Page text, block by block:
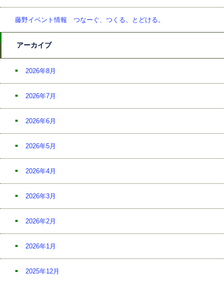
藤野イベント情報 つなーぐ、つくる、とどける。
アーカイブ
2026年8月
2026年7月
2026年6月
2026年5月
2026年4月
2026年3月
2026年2月
2026年1月
2025年12月